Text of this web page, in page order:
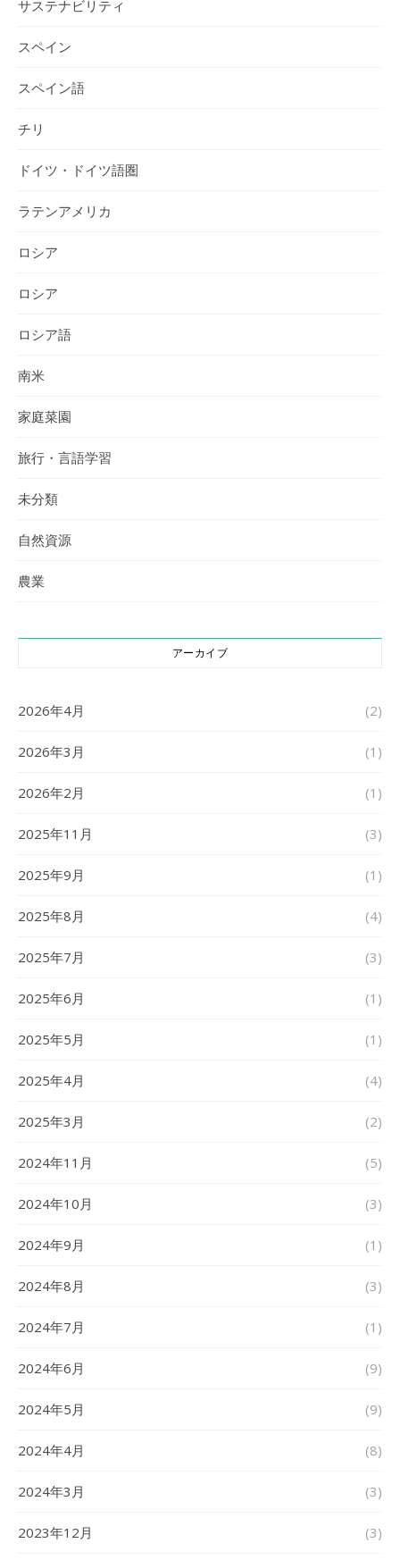
サステナビリティ
スペイン
スペイン語
チリ
ドイツ・ドイツ語圏
ラテンアメリカ
ロシア
ロシア
ロシア語
南米
家庭菜園
旅行・言語学習
未分類
自然資源
農業
アーカイブ
2026年4月 (2)
2026年3月 (1)
2026年2月 (1)
2025年11月 (3)
2025年9月 (1)
2025年8月 (4)
2025年7月 (3)
2025年6月 (1)
2025年5月 (1)
2025年4月 (4)
2025年3月 (2)
2024年11月 (5)
2024年10月 (3)
2024年9月 (1)
2024年8月 (3)
2024年7月 (1)
2024年6月 (9)
2024年5月 (9)
2024年4月 (8)
2024年3月 (3)
2023年12月 (3)